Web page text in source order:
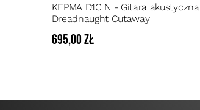
KEPMA D1C N - Gitara akustyczna
Dreadnaught Cutaway
695,00 zł